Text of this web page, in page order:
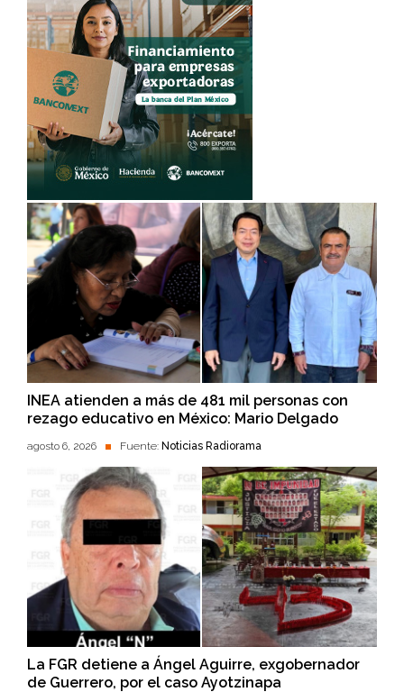
INEA atienden a más de 481 mil personas con
rezago educativo en México: Mario Delgado
agosto 6, 2026 Fuente: Noticias Radiorama
La FGR detiene a Ángel Aguirre, exgobernador
de Guerrero, por el caso Ayotzinapa